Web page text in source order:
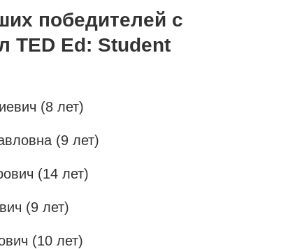
победителей с
TED Ed: Student
(8 лет)
(9 лет)
(14 лет)
(9 лет)
(10 лет)